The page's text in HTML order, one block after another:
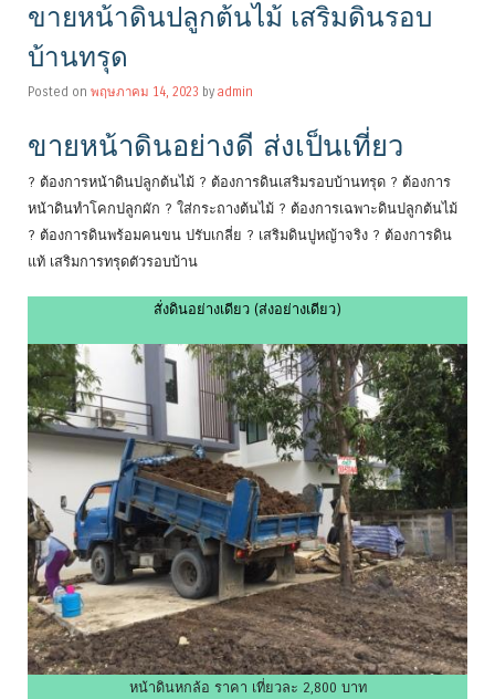
ขายหน้าดินปลูกต้นไม้ เสริมดินรอบ
บ้านทรุด
Posted on พฤษภาคม 14, 2023 by admin
ขายหน้าดินอย่างดี ส่งเป็นเที่ยว
? ต้องการหน้าดินปลูกต้นไม้ ? ต้องการดินเสริมรอบบ้านทรุด ? ต้องการ
หน้าดินทำโคกปลูกผัก ? ใส่กระถางต้นไม้ ? ต้องการเฉพาะดินปลูกต้นไม้
? ต้องการดินพร้อมคนขน ปรับเกลี่ย ? เสริมดินปูหญ้าจริง ? ต้องการดิน
แท้ เสริมการทรุดตัวรอบบ้าน
สั่งดินอย่างเดียว (ส่งอย่างเดียว)
หน้าดินหกล้อ ราคา เที่ยวละ 2,800 บาท